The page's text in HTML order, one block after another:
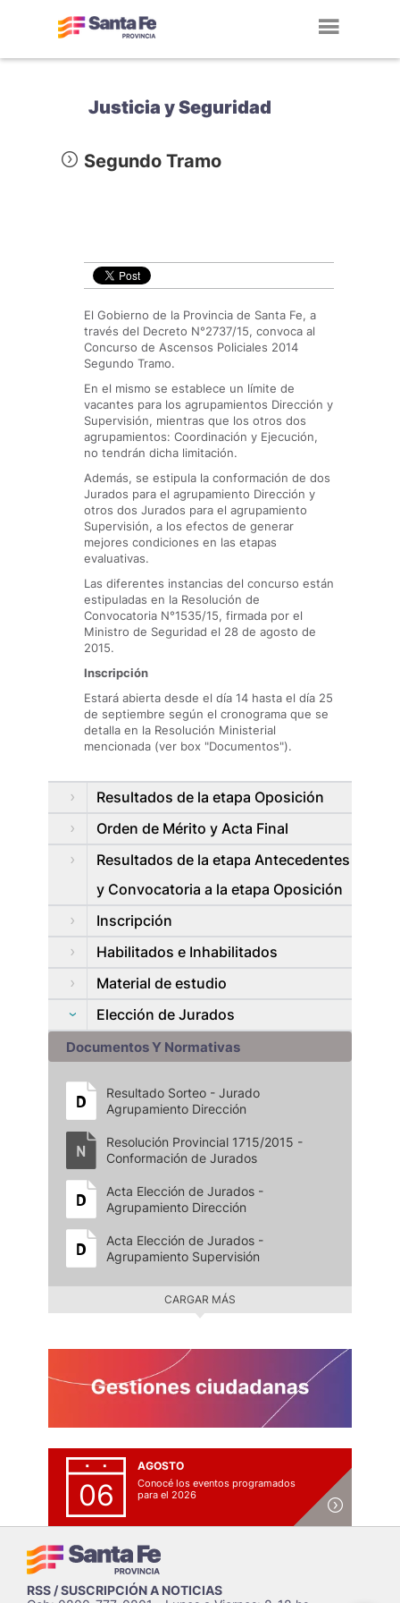
Justicia y Seguridad
Segundo Tramo
El Gobierno de la Provincia de Santa Fe, a
través del Decreto N°2737/15, convoca al
Concurso de Ascensos Policiales 2014
Segundo Tramo.
En el mismo se establece un límite de
vacantes para los agrupamientos Dirección y
Supervisión, mientras que los otros dos
agrupamientos: Coordinación y Ejecución,
no tendrán dicha limitación.
Además, se estipula la conformación de dos
Jurados para el agrupamiento Dirección y
otros dos Jurados para el agrupamiento
Supervisión, a los efectos de generar
mejores condiciones en las etapas
evaluativas.
Las diferentes instancias del concurso están
estipuladas en la Resolución de
Convocatoria N°1535/15, firmada por el
Ministro de Seguridad el 28 de agosto de
2015.
Inscripción
Estará abierta desde el día 14 hasta el día 25
de septiembre según el cronograma que se
detalla en la Resolución Ministerial
mencionada (ver box "Documentos").
Resultados de la etapa Oposición
Orden de Mérito y Acta Final
Resultados de la etapa Antecedentes
y Convocatoria a la etapa Oposición
Inscripción
Habilitados e Inhabilitados
Material de estudio
Elección de Jurados
Documentos Y Normativas
Resultado Sorteo - Jurado
Agrupamiento Dirección
Resolución Provincial 1715/2015 -
Conformación de Jurados
Acta Elección de Jurados -
Agrupamiento Dirección
Acta Elección de Jurados -
Agrupamiento Supervisión
CARGAR MÁS
06
AGOSTO
Conocé los eventos programados
para el 2026
RSS / SUSCRIPCIÓN A NOTICIAS